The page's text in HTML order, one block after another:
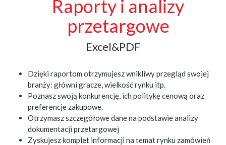
Raporty i analizy
przetargowe
Excel&PDF
Dzięki raportom otrzymujesz wnikliwy przegląd swojej
branży: główni gracze, wielkość rynku itp.
Poznasz swoją konkurencję, ich politykę cenową oraz
preferencje zakupowe.
Otrzymasz szczegółowe dane na podstawie analizy
dokumentacji przetargowej
Zyskujesz komplet informacji na temat rynku zamówień